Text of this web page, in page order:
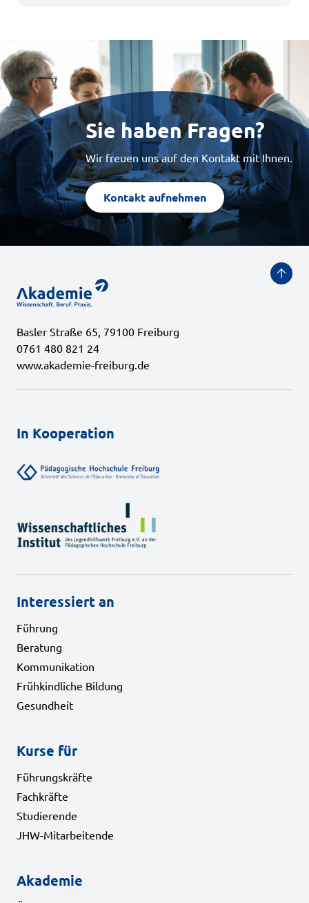
Sie haben Fragen?
Wir freuen uns auf den Kontakt mit Ihnen.
Kontakt aufnehmen
Basler Straße 65, 79100 Freiburg
0761 480 821 24
www.akademie-freiburg.de
In Kooperation
Interessiert an
Führung
Beratung
Kommunikation
Frühkindliche Bildung
Gesundheit
Kurse für
Führungskräfte
Fachkräfte
Studierende
JHW-Mitarbeitende
Akademie